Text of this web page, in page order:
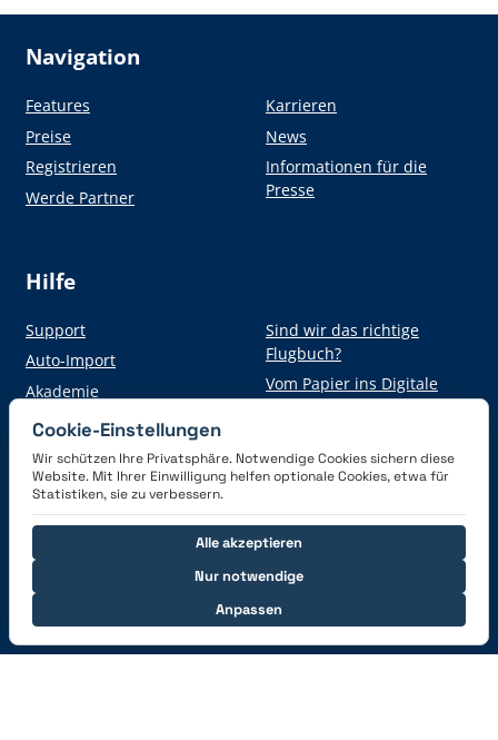
Navigation
Features
Preise
Registrieren
Werde Partner
Karrieren
News
Informationen für die
Presse
Hilfe
Support
Auto-Import
Akademie
Sind wir das richtige
Flugbuch?
Vom Papier ins Digitale
Hol dir die App
Verbinde dich mit uns
Cookie-Einstellungen
Wir schützen Ihre Privatsphäre. Notwendige Cookies sichern diese
Website. Mit Ihrer Einwilligung helfen optionale Cookies, etwa für
Statistiken, sie zu verbessern.
Nur notwendige
Anpassen
Alle akzeptieren